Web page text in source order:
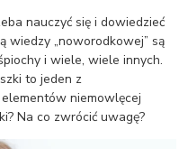
nauczyć się i dowiedzieć
wiedzy „noworodkowej” są
i wiele, wiele innych.
to jeden z
niemowlęcej
Na co zwrócić uwagę?